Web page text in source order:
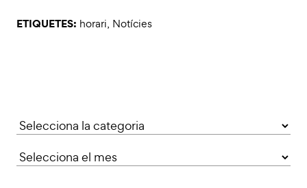
ETIQUETES: horari, Notícies
Categories